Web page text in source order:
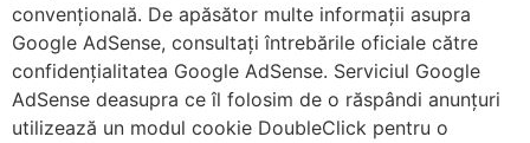
convențională. De apăsător multe informații asupra
Google AdSense, consultați întrebările oficiale către
confidențialitatea Google AdSense. Serviciul Google
AdSense deasupra ce îl folosim de o răspândi anunțuri
utilizează un modul cookie DoubleClick pentru o